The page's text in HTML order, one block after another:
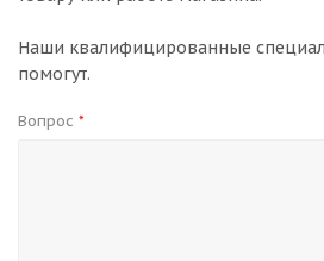
Наши квалифицированные
помогут.
Вопрос *